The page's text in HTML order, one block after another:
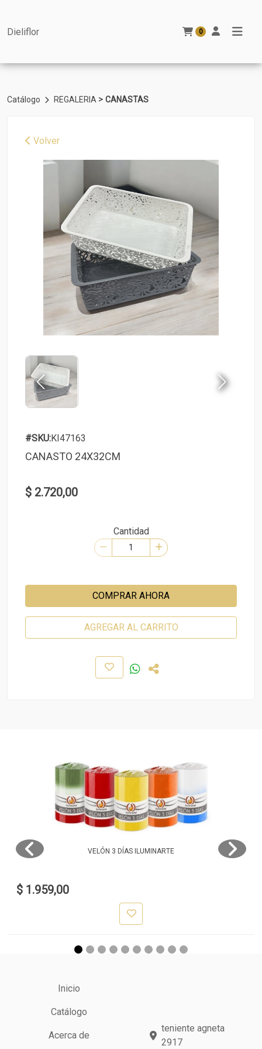
Dieliflor 0
Catálogo REGALERIA > CANASTAS
Volver
#SKU:KI47163
CANASTO 24X32CM
$ 2.720,00
Cantidad
COMPRAR AHORA
AGREGAR AL CARRITO
VELÓN 3 DÍAS ILUMINARTE
$ 1.959,00
Inicio
Catálogo
Acerca de
teniente agneta
2917